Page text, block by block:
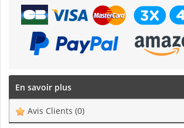
En savoir plus
Avis Clients (0)